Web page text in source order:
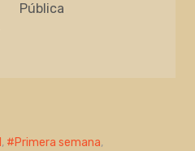
Pública
, Primera semana,